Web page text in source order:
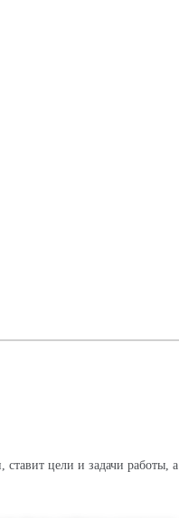
ставит цели и задачи работы, а